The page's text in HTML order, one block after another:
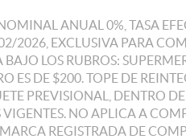
ANUAL 0%, TASA
2026, EXCLUSIVA PARA
LOS RUBROS:
ES DE $200. TOPE DE
PREVISIONAL, DENTRO
NO APLICA A
REGISTRADA DE